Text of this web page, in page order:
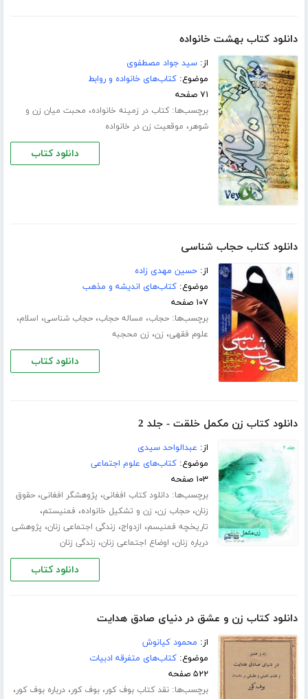
دانلود کتاب بهشت خانواده
از:سید جواد مصطفوی
موضوع:کتاب‌های خانواده و روابط
۷۱ صفحه
برچسب‌ها:کتاب در زمینه خانواده، محبت میان زن و
شوهر، موقعیت زن در خانواده
دانلود کتاب
دانلود کتاب حجاب شناسی
از:حسین مهدی زاده
موضوع:کتاب‌های اندیشه و مذهب
۱۰۷ صفحه
برچسب‌ها:حجاب، مساله حجاب،حجاب شناسی، اسلام،
علوم فقهی، زن، زن محجبه
دانلود کتاب
دانلود کتاب زن مکمل خلقت - جلد 2
از: عبدالواحد سیدی
موضوع:کتاب‌های علوم اجتماعی
۱۰۳ صفحه
برچسب‌ها:دانلود کتاب افغانی، پژوهشگر افغانی،حقوق
زنان،حجاب زن، زن و تشکیل خانواده، فمنیستم،
تاریخچه فمنیسم، ازدواج، زندگی اجتماعی زنان، پژوهشی
درباره زنان، اوضاع اجتماعی زنان، زندگی زنان
دانلود کتاب
دانلود کتاب زن و عشق در دنیای صادق هدایت
از: محمود کیانوش
موضوع:کتاب‌های متفرقه ادبیات
۵۲۲ صفحه
برچسب‌ها:نقد کتاب بوف کور،بوف کور،درباره بوف کور،